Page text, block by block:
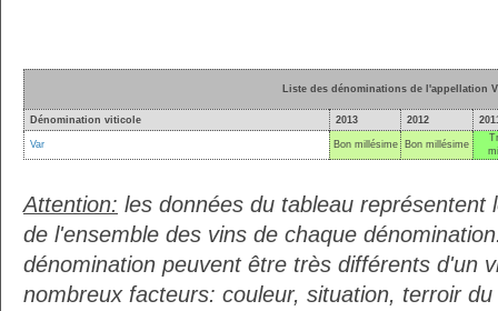
Liste des dénominations de l'appellation
Dénomination viticole 2013 2012
Var Bon millésime Bon millésime
Attention: les données du tableau représentent
de l'ensemble des vins de chaque
dénomination peuvent être très différents d'un
nombreux facteurs: couleur, situation, terroir